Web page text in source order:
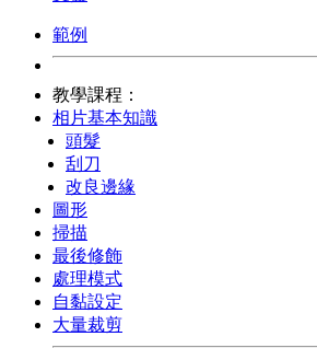
範例
教學課程：
相片基本知識
頭髮
刮刀
改良邊緣
圖形
掃描
最後修飾
處理模式
自黏設定
大量裁剪